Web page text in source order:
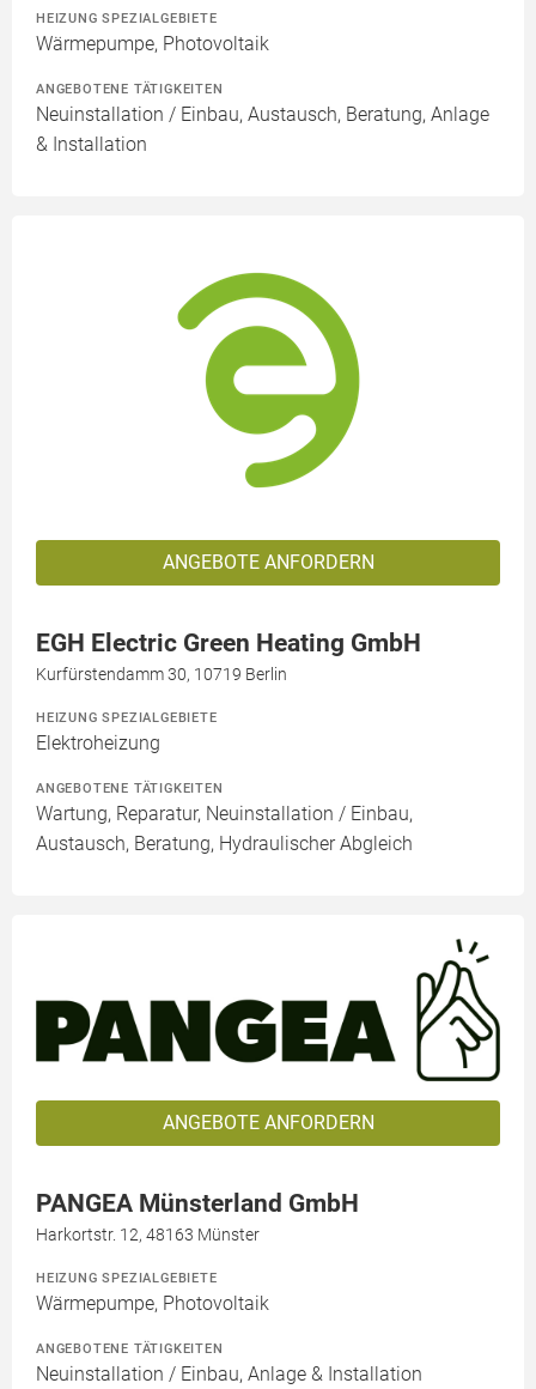
HEIZUNG SPEZIALGEBIETE
Wärmepumpe, Photovoltaik
ANGEBOTENE TÄTIGKEITEN
Neuinstallation / Einbau, Austausch, Beratung, Anlage
& Installation
ANGEBOTE ANFORDERN
EGH Electric Green Heating GmbH
Kurfürstendamm 30, 10719 Berlin
HEIZUNG SPEZIALGEBIETE
Elektroheizung
ANGEBOTENE TÄTIGKEITEN
Wartung, Reparatur, Neuinstallation / Einbau,
Austausch, Beratung, Hydraulischer Abgleich
ANGEBOTE ANFORDERN
PANGEA Münsterland GmbH
Harkortstr. 12, 48163 Münster
HEIZUNG SPEZIALGEBIETE
Wärmepumpe, Photovoltaik
ANGEBOTENE TÄTIGKEITEN
Neuinstallation / Einbau, Anlage & Installation